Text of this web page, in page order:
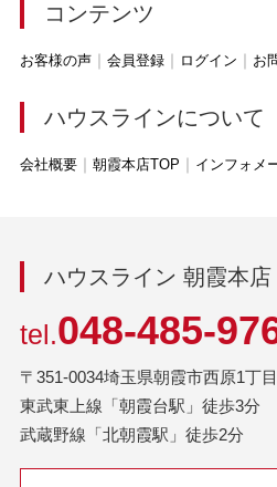
コンテンツ
お客様の声 会員登録 ログイン お
ハウスラインについて
会社概要 朝霞本店TOP インフォメ
ハウスライン 朝霞本店
tel.048-485-
〒351-0034埼玉県朝霞市西原1丁
東武東上線「朝霞台駅」徒歩3分
武蔵野線「北朝霞駅」徒歩2分